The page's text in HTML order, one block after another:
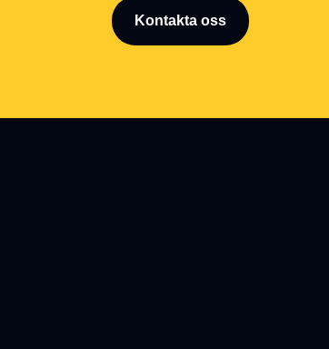
Kontakta oss